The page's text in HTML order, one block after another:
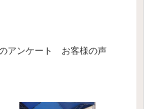
アンケート お客様の声